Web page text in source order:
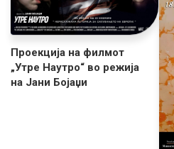
Проекција на филмот
„Утре Наутро“ во режија
на Јани Бојаџи